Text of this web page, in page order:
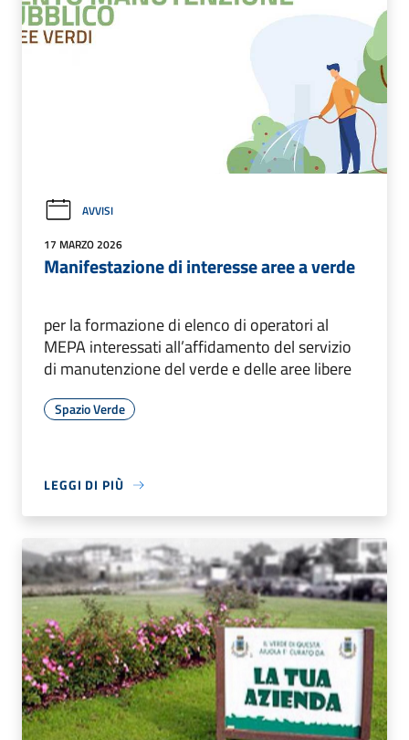
AVVISI
17 MARZO 2026
Manifestazione di interesse aree a verde
per la formazione di elenco di operatori al
MEPA interessati all’affidamento del servizio
di manutenzione del verde e delle aree libere
Spazio Verde
LEGGI DI PIÙ